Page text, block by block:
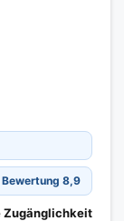
8,9
Zugänglichkeit